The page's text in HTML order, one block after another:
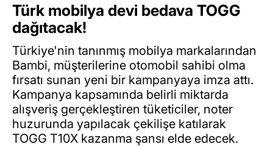
Türk mobilya devi bedava TOGG
dağıtacak!
Türkiye'nin tanınmış mobilya markalarından
Bambi, müşterilerine otomobil sahibi olma
fırsatı sunan yeni bir kampanyaya imza attı.
Kampanya kapsamında belirli miktarda
alışveriş gerçekleştiren tüketiciler, noter
huzurunda yapılacak çekilişe katılarak
TOGG T10X kazanma şansı elde edecek.